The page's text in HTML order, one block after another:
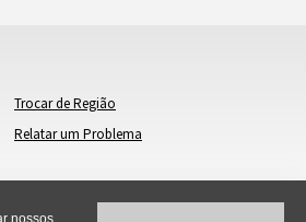
Trocar de Região
Relatar um Problema
nossos